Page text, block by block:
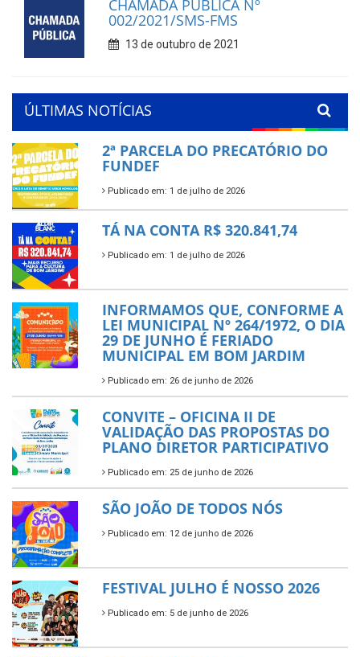
CHAMADA PÚBLICA Nº
002/2021/SMS-FMS
13 de outubro de 2021
ÚLTIMAS NOTÍCIAS
2ª PARCELA DO PRECATÓRIO DO
FUNDEF
Publicado em: 1 de julho de 2026
TÁ NA CONTA R$ 320.841,74
Publicado em: 1 de julho de 2026
INFORMAMOS QUE, CONFORME A
LEI MUNICIPAL Nº 264/1972, O DIA
29 DE JUNHO É FERIADO
MUNICIPAL EM BOM JARDIM
Publicado em: 26 de junho de 2026
CONVITE – OFICINA II DE
VALIDAÇÃO DAS PROPOSTAS DO
PLANO DIRETOR PARTICIPATIVO
Publicado em: 25 de junho de 2026
SÃO JOÃO DE TODOS NÓS
Publicado em: 12 de junho de 2026
FESTIVAL JULHO É NOSSO 2026
Publicado em: 5 de junho de 2026